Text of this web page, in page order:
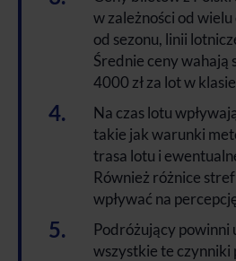
w zależności od
od sezonu, linii
Średnie ceny wahają
4000 zł za lot w
Na czas lotu
takie jak warunki
trasa lotu i
Również różnice
wpływać na
Podróżujący powinni
wszystkie te czynniki